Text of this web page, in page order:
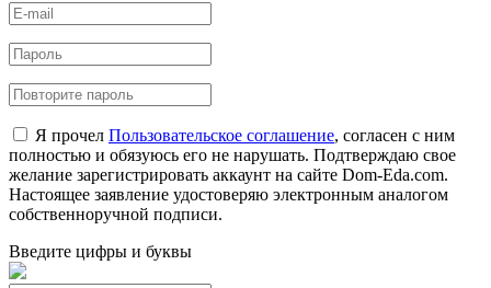
Я прочел Пользовательское соглашение, согласен с ним
полностью и обязуюсь его не нарушать. Подтверждаю свое
желание зарегистрировать аккаунт на сайте Dom-Eda.com.
Настоящее заявление удостоверяю электронным аналогом
собственноручной подписи.
Введите цифры и буквы